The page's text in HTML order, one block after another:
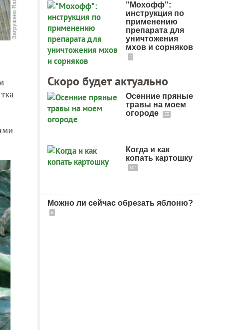
"Мохофф":
инструкция по
применению
препарата для
уничтожения
мхов и сорняков
2
Скоро будет актуально
Осенние пряные
травы на моем
огороде
53
Когда и как
копать картошку
104
Можно ли сейчас обрезать яблоню?
6